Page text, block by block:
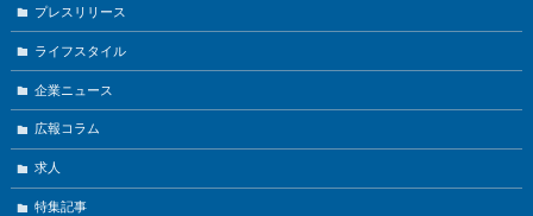
プレスリリース
ライフスタイル
企業ニュース
広報コラム
求人
特集記事